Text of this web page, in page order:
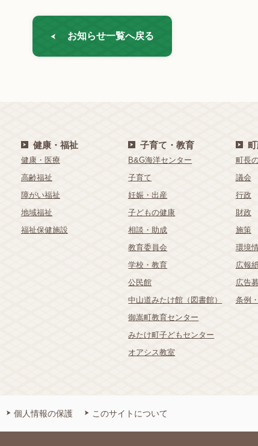
お知らせ一覧へ戻る
健康・福祉
健康・医療
高齢福祉
障がい福祉
地域福祉
福祉保健施設
子育て・教育
B&G海洋センター
子育て
妊娠・出産
子どもの健康
相談・助成
教育委員会
学校・教育
公民館
中山道みたけ館（図書館）
御嵩町教育センター
みたけ町子どもセンター
オアシス教室
町長
議会
行政
財政
施策
環境
広報
広告
条例
個人情報の保護 このサイトについて